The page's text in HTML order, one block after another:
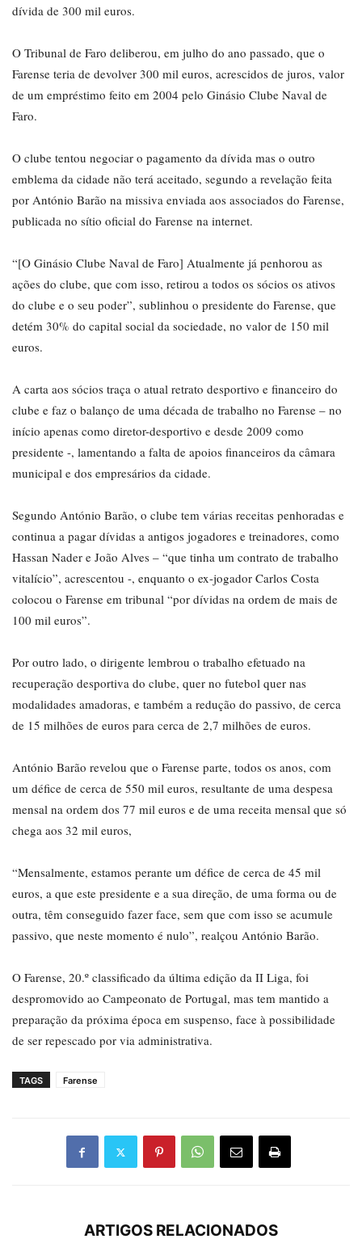
dívida de 300 mil euros.
O Tribunal de Faro deliberou, em julho do ano passado, que o
Farense teria de devolver 300 mil euros, acrescidos de juros, valor
de um empréstimo feito em 2004 pelo Ginásio Clube Naval de
Faro.
O clube tentou negociar o pagamento da dívida mas o outro
emblema da cidade não terá aceitado, segundo a revelação feita
por António Barão na missiva enviada aos associados do Farense,
publicada no sítio oficial do Farense na internet.
“[O Ginásio Clube Naval de Faro] Atualmente já penhorou as
ações do clube, que com isso, retirou a todos os sócios os ativos
do clube e o seu poder”, sublinhou o presidente do Farense, que
detém 30% do capital social da sociedade, no valor de 150 mil
euros.
A carta aos sócios traça o atual retrato desportivo e financeiro do
clube e faz o balanço de uma década de trabalho no Farense – no
início apenas como diretor-desportivo e desde 2009 como
presidente -, lamentando a falta de apoios financeiros da câmara
municipal e dos empresários da cidade.
Segundo António Barão, o clube tem várias receitas penhoradas e
continua a pagar dívidas a antigos jogadores e treinadores, como
Hassan Nader e João Alves – “que tinha um contrato de trabalho
vitalício”, acrescentou -, enquanto o ex-jogador Carlos Costa
colocou o Farense em tribunal “por dívidas na ordem de mais de
100 mil euros”.
Por outro lado, o dirigente lembrou o trabalho efetuado na
recuperação desportiva do clube, quer no futebol quer nas
modalidades amadoras, e também a redução do passivo, de cerca
de 15 milhões de euros para cerca de 2,7 milhões de euros.
António Barão revelou que o Farense parte, todos os anos, com
um défice de cerca de 550 mil euros, resultante de uma despesa
mensal na ordem dos 77 mil euros e de uma receita mensal que só
chega aos 32 mil euros,
“Mensalmente, estamos perante um défice de cerca de 45 mil
euros, a que este presidente e a sua direção, de uma forma ou de
outra, têm conseguido fazer face, sem que com isso se acumule
passivo, que neste momento é nulo”, realçou António Barão.
O Farense, 20.º classificado da última edição da II Liga, foi
despromovido ao Campeonato de Portugal, mas tem mantido a
preparação da próxima época em suspenso, face à possibilidade
de ser repescado por via administrativa.
TAGS Farense
ARTIGOS RELACIONADOS